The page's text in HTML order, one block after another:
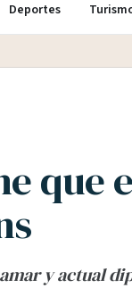
Deportes
que
y actual